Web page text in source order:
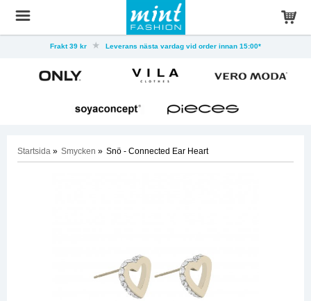
Frakt 39 kr Leverans nästa vardag vid order innan 15:00*
Startsida » Smycken » Snö - Connected Ear Heart